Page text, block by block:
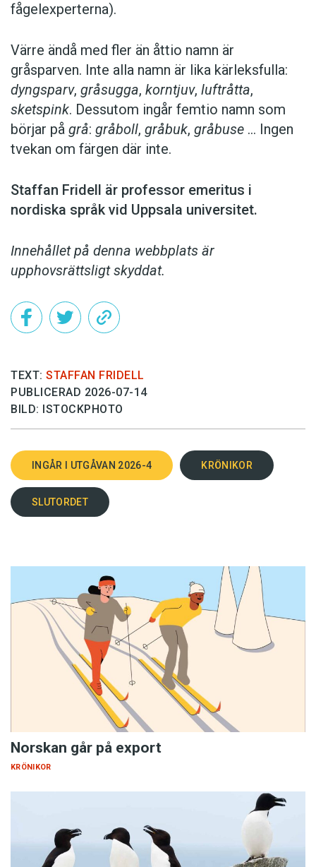
fågelexperterna).
Värre ändå med fler än åttio namn är
gråsparven. Inte alla namn är lika kärleks­fulla:
dyngsparv, gråsugga, korntjuv, luftråtta,
sketspink. Dessutom ingår femtio namn som
börjar på grå: gråboll, gråbuk, gråbuse … Ingen
tvekan om färgen där inte.
Staffan Fridell är ­professor ­emeritus i
nordiska språk vid ­Uppsala universitet.
Innehållet på denna webbplats är
upphovsrättsligt skyddat.
TEXT: STAFFAN FRIDELL
PUBLICERAD 2026-07-14
BILD: ISTOCKPHOTO
INGÅR I UTGÅVAN 2026-4 KRÖNIKOR
SLUTORDET
Norskan går på export
KRÖNIKOR